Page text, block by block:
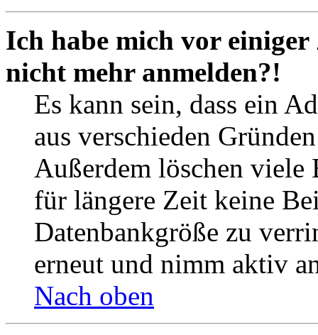
Ich habe mich vor
nicht mehr anmelden?!
Es kann sein, dass ein
aus verschieden
Außerdem löschen viele
für längere Zeit keine
Datenbankgröße zu
erneut und nimm aktiv
Nach oben